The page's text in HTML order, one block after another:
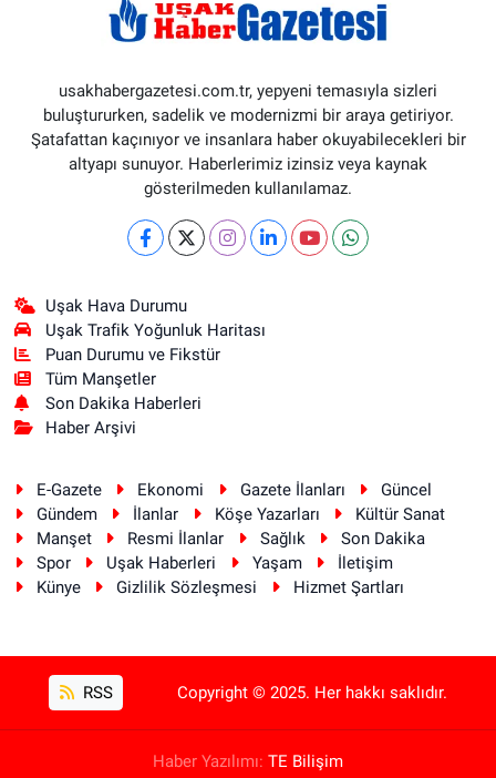
usakhabergazetesi.com.tr, yepyeni temasıyla sizleri
buluştururken, sadelik ve modernizmi bir araya getiriyor.
Şatafattan kaçınıyor ve insanlara haber okuyabilecekleri bir
altyapı sunuyor. Haberlerimiz izinsiz veya kaynak
gösterilmeden kullanılamaz.
Uşak Hava Durumu
Uşak Trafik Yoğunluk Haritası
Puan Durumu ve Fikstür
Tüm Manşetler
Son Dakika Haberleri
Haber Arşivi
E-Gazete Ekonomi Gazete İlanları
Güncel
Gündem
İlanlar Köşe Yazarları
Kültür Sanat
Manşet
Resmi İlanlar Sağlık
Son Dakika
Spor
Uşak Haberleri Yaşam
İletişim
Künye
Gizlilik Sözleşmesi Hizmet Şartları
RSS Copyright © 2025. Her hakkı saklıdır.
Haber Yazılımı: TE Bilişim